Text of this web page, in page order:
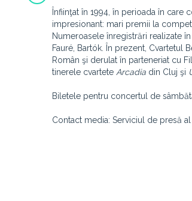
Înfiinţat în 1994, în perioada în
impresionant: mari premii la
Numeroasele înregistrări realizate
Fauré, Bartók. În prezent, Cvartetul
Român şi derulat în parteneriat cu
tinerele cvartete Arcadia din Cluj şi
Biletele pentru concertul de
Contact media: Serviciul de presă